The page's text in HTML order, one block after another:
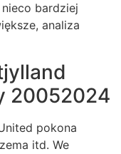
bardziej
analiza
20052024
pokona
itd. We